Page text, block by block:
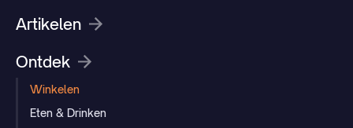
Artikelen
Ontdek
Winkelen
Eten & Drinken